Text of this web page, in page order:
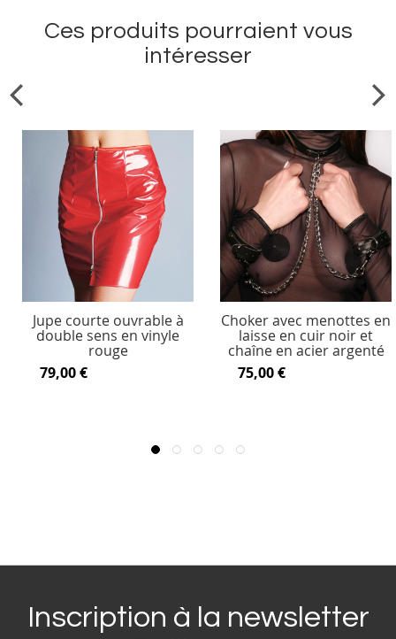
Ces produits pourraient vous
intéresser
Jupe courte ouvrable à
double sens en vinyle
rouge
79,00 €
Choker avec menottes en
laisse en cuir noir et
chaîne en acier argenté
75,00 €
Inscription à la newsletter